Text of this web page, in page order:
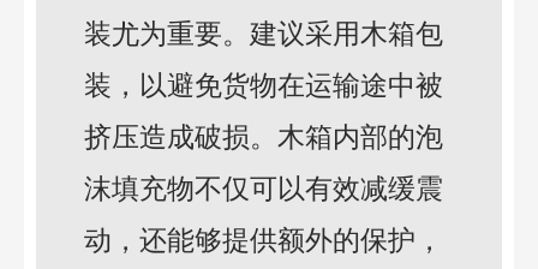
装尤为重要。建议采用木箱包
装，以避免货物在运输途中被
挤压造成破损。木箱内部的泡
沫填充物不仅可以有效减缓震
动，还能够提供额外的保护，